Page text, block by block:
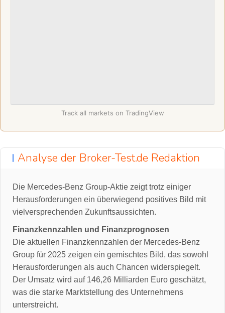
Track all markets on TradingView
Analyse der Broker-Test.de Redaktion
Die Mercedes-Benz Group-Aktie zeigt trotz einiger
Herausforderungen ein überwiegend positives Bild mit
vielversprechenden Zukunftsaussichten.
Finanzkennzahlen und Finanzprognosen
Die aktuellen Finanzkennzahlen der Mercedes-Benz
Group für 2025 zeigen ein gemischtes Bild, das sowohl
Herausforderungen als auch Chancen widerspiegelt.
Der Umsatz wird auf 146,26 Milliarden Euro geschätzt,
was die starke Marktstellung des Unternehmens
unterstreicht.